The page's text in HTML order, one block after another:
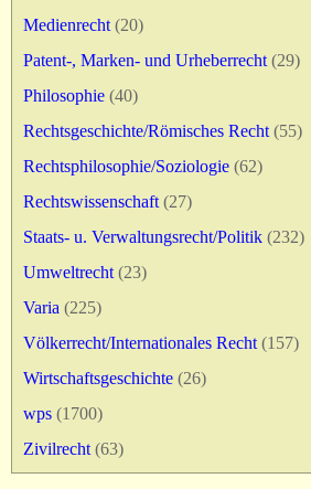
Medienrecht (20)
Patent-, Marken- und Urheberrecht (29)
Philosophie (40)
Rechtsgeschichte/Römisches Recht (55)
Rechtsphilosophie/Soziologie (62)
Rechtswissenschaft (27)
Staats- u. Verwaltungsrecht/Politik (232)
Umweltrecht (23)
Varia (225)
Völkerrecht/Internationales Recht (157)
Wirtschaftsgeschichte (26)
wps (1700)
Zivilrecht (63)